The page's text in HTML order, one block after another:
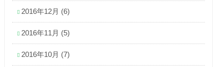
2016年12月 (6)
2016年11月 (5)
2016年10月 (7)